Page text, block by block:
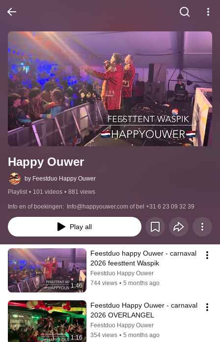
Happy Ouwer
by Feestduo Happy Ouwer
Playlist • 101 videos • 881 views
Info en of boekingen:  Info@happyouwer.com of bel ‭+31 6 23 09 32 39‬
Play all
1:46
Feestduo happy Ouwer - carnaval
2026 feesttent Waspik
Feestduo Happy Ouwer
744 views • 5 months ago
1:16
Feestduo Happy Ouwer - carnaval
2026 OVERLANGEL
Feestduo Happy Ouwer
354 views • 5 months ago